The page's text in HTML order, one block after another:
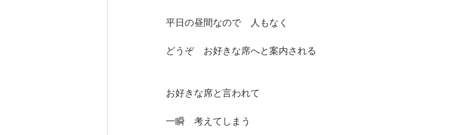
平日の昼間なので　人もなく
どうぞ　お好きな席へと案内される
お好きな席と言われて
一瞬　考えてしまう